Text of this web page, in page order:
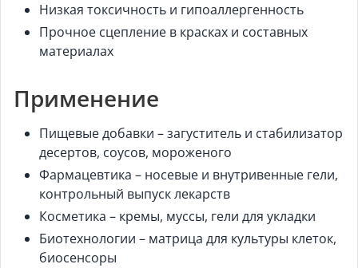
Низкая токсичность и гипоаллергенность
Прочное сцепление в красках и составных
материалах
Применение
Пищевые добавки – загуститель и стабилизатор
десертов, соусов, мороженого
Фармацевтика – носевые и внутривенные гели,
контрольный выпуск лекарств
Косметика – кремы, муссы, гели для укладки
Биотехнологии – матрица для культуры клеток,
биосенсоры